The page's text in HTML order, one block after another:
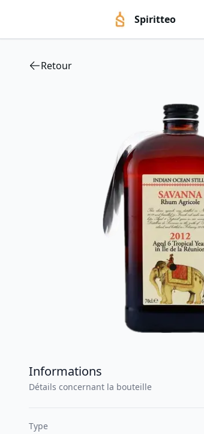
Spiritteo
Retour
Informations
Détails concernant la bouteille
Type